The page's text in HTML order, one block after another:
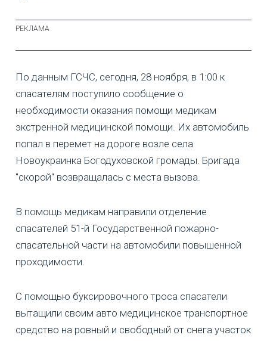
По данным ГСЧС, сегодня, 28 ноября, в 1:00 к
спасателям поступило сообщение о
необходимости оказания помощи медикам
экстренной медицинской помощи. Их автомобиль
попал в перемет на дороге возле села
Новоукраинка Богодуховской громады. Бригада
"скорой" возвращалась с места вызова.
В помощь медикам направили отделение
спасателей 51-й Государственной пожарно-
спасательной части на автомобили повышенной
проходимости.
С помощью буксировочного троса спасатели
вытащили своим авто медицинское транспортное
средство на ровный и свободный от снега участок